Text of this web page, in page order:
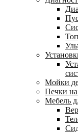
Мойки
Печки на
Мебель